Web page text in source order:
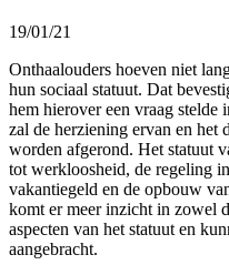
19/01/21
Onthaalouders hoeven niet
hun sociaal statuut. Dat
hem hierover een vraag stelde
zal de herziening ervan en het
worden afgerond. Het statuut
tot werkloosheid, de regeling
vakantiegeld en de opbouw
komt er meer inzicht in zowel
aspecten van het statuut en
aangebracht.